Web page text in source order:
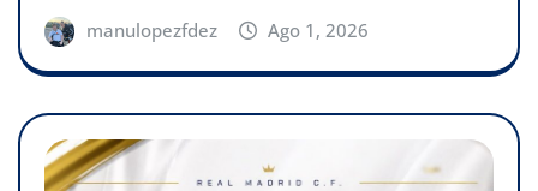
manulopezfdez Ago 1, 2026